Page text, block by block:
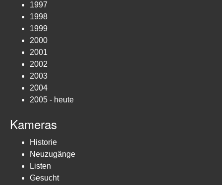
1997
1998
1999
2000
2001
2002
2003
2004
2005 - heute
Kameras
Historie
Neuzugänge
Listen
Gesucht